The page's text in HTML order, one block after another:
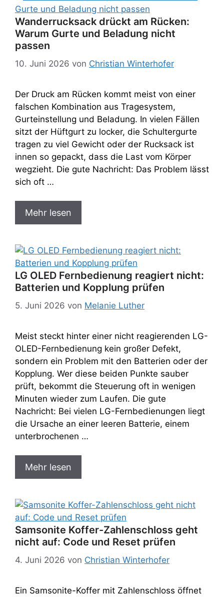
Wanderrucksack drückt am Rücken:
Warum Gurte und Beladung nicht
passen
10. Juni 2026 von Christian Winterhofer
Der Druck am Rücken kommt meist von einer
falschen Kombination aus Tragesystem,
Gurteinstellung und Beladung. In vielen Fällen
sitzt der Hüftgurt zu locker, die Schultergurte
tragen zu viel Gewicht oder der Rucksack ist
innen so gepackt, dass die Last vom Körper
wegzieht. Die gute Nachricht: Das Problem lässt
sich oft …
Mehr lesen
LG OLED Fernbedienung reagiert nicht:
Batterien und Kopplung prüfen
5. Juni 2026 von Melanie Luther
Meist steckt hinter einer nicht reagierenden LG-
OLED-Fernbedienung kein großer Defekt,
sondern ein Problem mit den Batterien oder der
Kopplung. Wer diese beiden Punkte sauber
prüft, bekommt die Steuerung oft in wenigen
Minuten wieder zum Laufen. Die gute
Nachricht: Bei vielen LG-Fernbedienungen liegt
die Ursache an einer leeren Batterie, einem
unterbrochenen …
Mehr lesen
Samsonite Koffer-Zahlenschloss geht
nicht auf: Code und Reset prüfen
4. Juni 2026 von Christian Winterhofer
Ein Samsonite-Koffer mit Zahlenschloss öffnet